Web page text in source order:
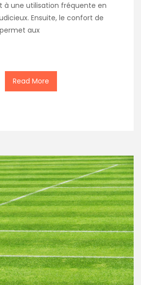
à une utilisation fréquente en
Ensuite, le confort de
aux
Read More